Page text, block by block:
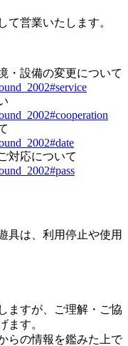
て営業いたします。
・設備の変更について
対応について
具は、利用停止や使用
ますが、ご理解・ご協
ます。
らの情報を鑑みた上で